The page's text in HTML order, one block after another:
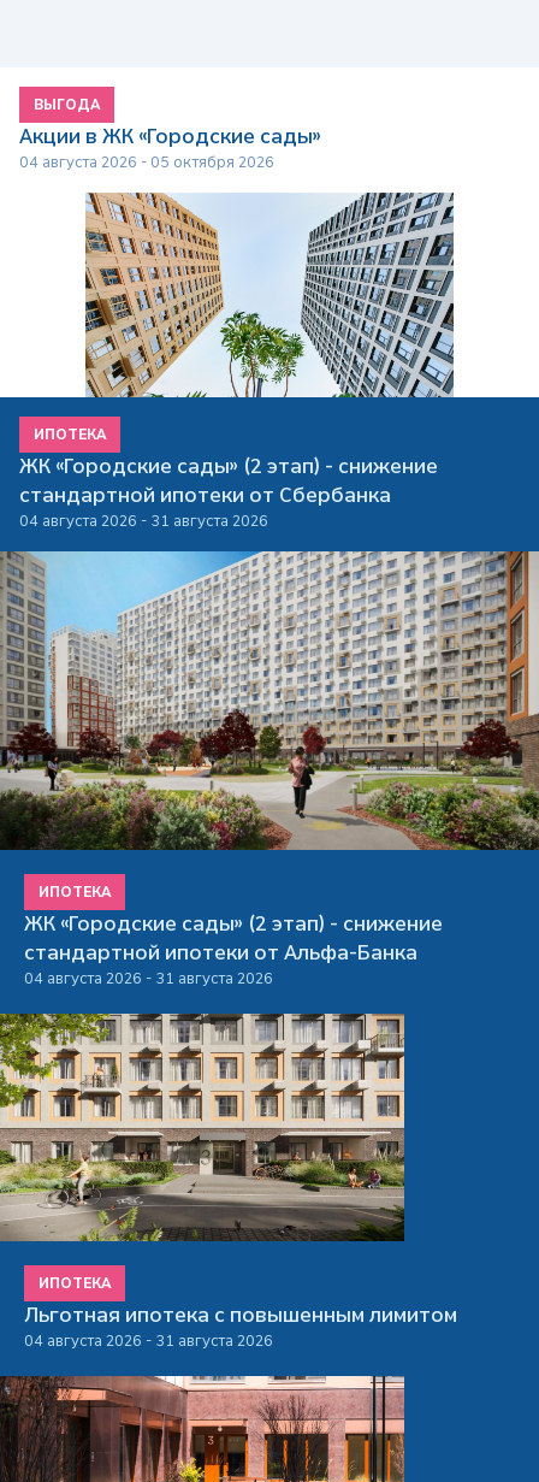
ВЫГОДА
Акции в ЖК «Городские сады»
04 августа 2026 - 05 октября 2026
ИПОТЕКА
ЖК «Городские сады» (2 этап) - снижение
стандартной ипотеки от Сбербанка
04 августа 2026 - 31 августа 2026
ИПОТЕКА
ЖК «Городские сады» (2 этап) - снижение
стандартной ипотеки от Альфа-Банка
04 августа 2026 - 31 августа 2026
ИПОТЕКА
Льготная ипотека с повышенным лимитом
04 августа 2026 - 31 августа 2026